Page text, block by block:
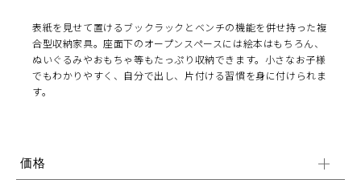
表紙を見せて置けるブックラックとベンチの機能を併せ持った複
合型収納家具。座面下のオープンスペースには絵本はもちろん、
ぬいぐるみやおもちゃ等もたっぷり収納できます。小さなお子様
でもわかりやすく、自分で出し、片付ける習慣を身に付けられま
す。
価格